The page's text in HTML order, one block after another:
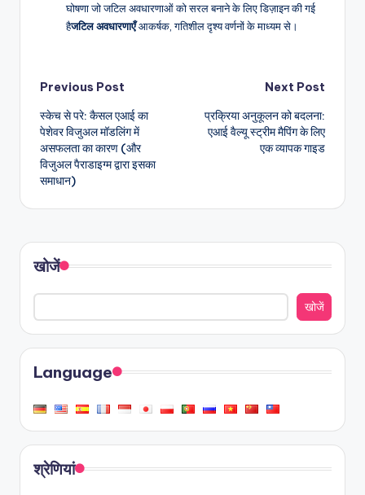
घोषणा जो जटिल अवधारणाओं को सरल बनाने के लिए डिज़ाइन की गई
हैजटिल अवधारणाएँआकर्षक, गतिशील दृश्य वर्णनों के माध्यम से।
Post
navigation
Previous Post
स्केच से परे: कैसल एआई का
पेशेवर विजुअल मॉडलिंग में
असफलता का कारण (और
विजुअल पैराडाइग्म द्वारा इसका
समाधान)
Next Post
प्रक्रिया अनुकूलन को बदलना:
एआई वैल्यू स्ट्रीम मैपिंग के लिए
एक व्यापक गाइड
खोजें
खोजें
Language
श्रेणियां